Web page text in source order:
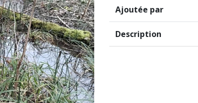
Ajoutée par
Description